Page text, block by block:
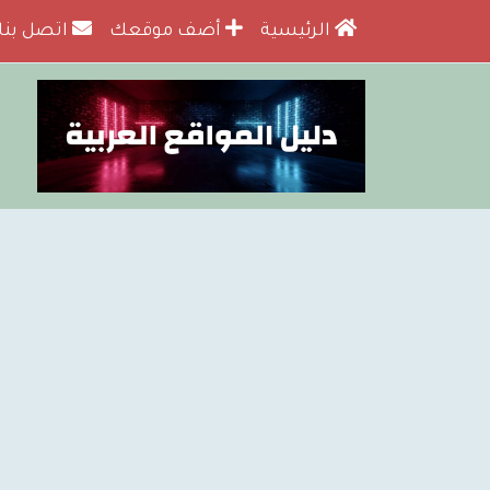
الرئيسية أضف موقعك اتصل بنا